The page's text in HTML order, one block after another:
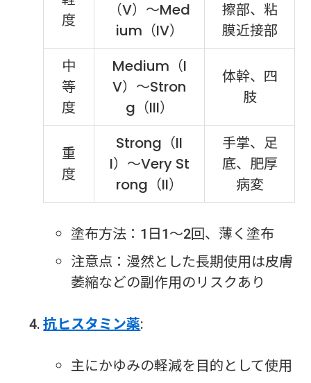
度
（V）〜Med
ium（IV）
擦部、粘
膜近接部
中
等
度
Medium（I
V）〜Stron
g（III）
体幹、四
肢
重
度
Strong（II
I）〜Very St
rong（II）
手掌、足
底、肥厚
病変
塗布方法：1日1〜2回、薄く塗布
注意点：漫然とした長期使用は皮膚
萎縮などの副作用のリスクあり
抗ヒスタミン薬:
主にかゆみの軽減を目的として使用